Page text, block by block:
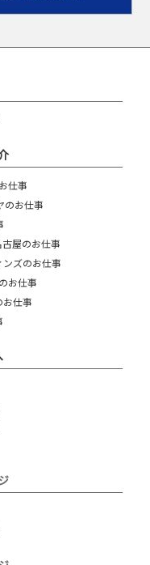
仕事
のお仕事
屋のお仕事
ズのお仕事
お仕事
お仕事